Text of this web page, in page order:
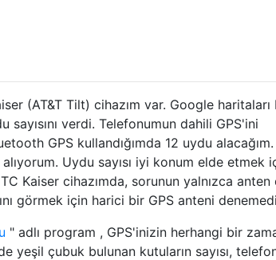
(AT&T Tilt) cihazım var. Google haritaları
verdi. Telefonumun dahili GPS'ini
GPS kullandığımda 12 uydu alacağım.
Uydu sayısı iyi konum elde etmek
Kaiser cihazımda, sorunun yalnızca anten
görmek için harici bir GPS anteni
" adlı program , GPS'inizin herhangi bir
çubuk bulunan kutuların sayısı,